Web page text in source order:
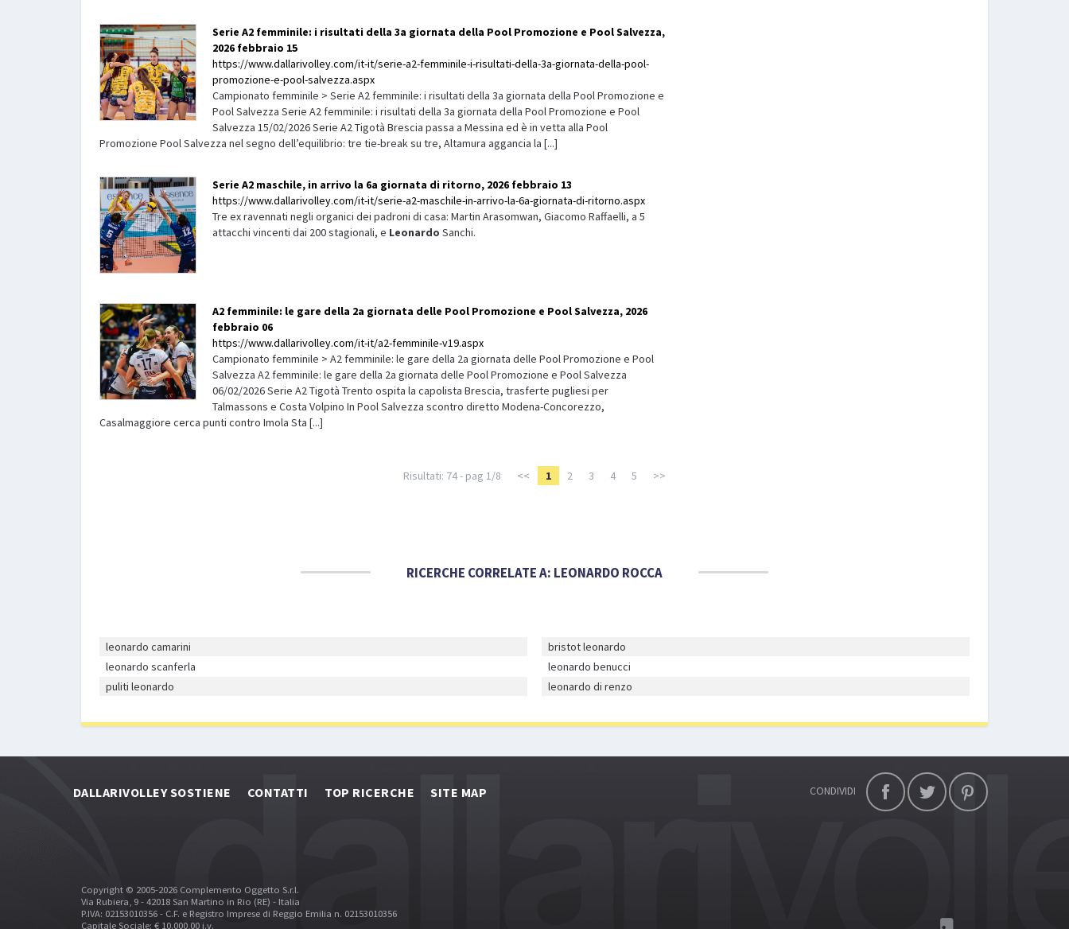
Serie A2 femminile: i risultati della 3a giornata della Pool Promozione e Pool Salvezza,
2026 febbraio 15
https://www.dallarivolley.com/it-it/serie-a2-femminile-i-risultati-della-3a-giornata-della-pool-
promozione-e-pool-salvezza.aspx
Campionato femminile > Serie A2 femminile: i risultati della 3a giornata della Pool Promozione e
Pool Salvezza Serie A2 femminile: i risultati della 3a giornata della Pool Promozione e Pool
Salvezza 15/02/2026 Serie A2 Tigotà Brescia passa a Messina ed è in vetta alla Pool
Promozione Pool Salvezza nel segno dell’equilibrio: tre tie-break su tre, Altamura aggancia la [...]
Serie A2 maschile, in arrivo la 6a giornata di ritorno, 2026 febbraio 13
https://www.dallarivolley.com/it-it/serie-a2-maschile-in-arrivo-la-6a-giornata-di-ritorno.aspx
Tre ex ravennati negli organici dei padroni di casa: Martin Arasomwan, Giacomo Raffaelli, a 5
attacchi vincenti dai 200 stagionali, e Leonardo Sanchi.
A2 femminile: le gare della 2a giornata delle Pool Promozione e Pool Salvezza, 2026
febbraio 06
https://www.dallarivolley.com/it-it/a2-femminile-v19.aspx
Campionato femminile > A2 femminile: le gare della 2a giornata delle Pool Promozione e Pool
Salvezza A2 femminile: le gare della 2a giornata delle Pool Promozione e Pool Salvezza
06/02/2026 Serie A2 Tigotà Trento ospita la capolista Brescia, trasferte pugliesi per
Talmassons e Costa Volpino In Pool Salvezza scontro diretto Modena-Concorezzo,
Casalmaggiore cerca punti contro Imola Sta [...]
Risultati: 74 - pag 1/8 << 1 2 3 4 5 >>
RICERCHE CORRELATE A: LEONARDO ROCCA
leonardo camarini
leonardo scanferla
puliti leonardo
bristot leonardo
leonardo benucci
leonardo di renzo
DALLARIVOLLEY SOSTIENE CONTATTI TOP RICERCHE SITE MAP CONDIVIDI
Copyright © 2005-2026 Complemento Oggetto S.r.l.
Via Rubiera, 9 - 42018 San Martino in Rio (RE) - Italia
P.IVA: 02153010356 - C.F. e Registro Imprese di Reggio Emilia n. 02153010356
Capitale Sociale: € 10.000,00 i.v.